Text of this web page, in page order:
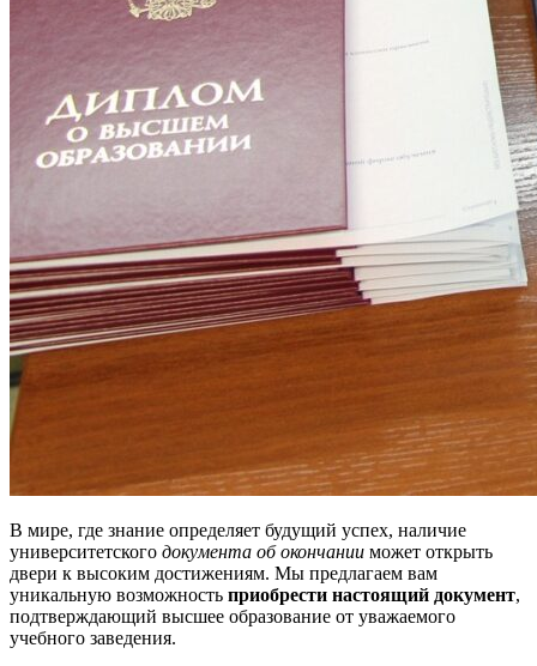
В мире, где знание определяет будущий успех, наличие
университетского документа об окончании может открыть
двери к высоким достижениям. Мы предлагаем вам
уникальную возможность приобрести настоящий документ,
подтверждающий высшее образование от уважаемого
учебного заведения.